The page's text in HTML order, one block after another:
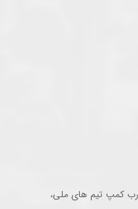
درب کمپ تیم های ملی،